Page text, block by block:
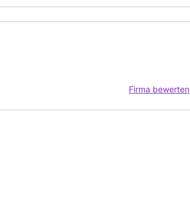
Firma bewerten